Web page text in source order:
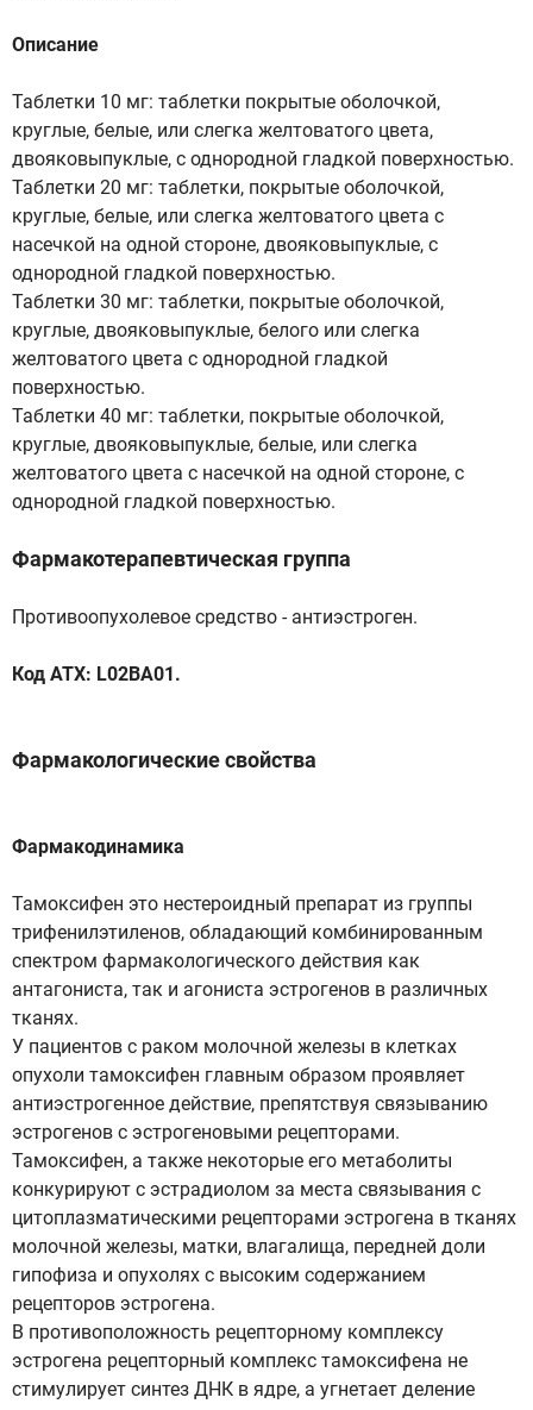
Описание
Таблетки 10 мг: таблетки покрытые оболочкой,
круглые, белые, или слегка желтоватого цвета,
двояковыпуклые, с однородной гладкой поверхностью.
Таблетки 20 мг: таблетки, покрытые оболочкой,
круглые, белые, или слегка желтоватого цвета с
насечкой на одной стороне, двояковыпуклые, с
однородной гладкой поверхностью.
Таблетки 30 мг: таблетки, покрытые оболочкой,
круглые, двояковыпуклые, белого или слегка
желтоватого цвета с однородной гладкой
поверхностью.
Таблетки 40 мг: таблетки, покрытые оболочкой,
круглые, двояковыпуклые, белые, или слегка
желтоватого цвета с насечкой на одной стороне, с
однородной гладкой поверхностью.
Фармакотерапевтическая группа
Противоопухолевое средство - антиэстроген.
Код ATX: L02BA01.
Фармакологические свойства
Фармакодинамика
Тамоксифен это нестероидный препарат из группы
трифенилэтиленов, обладающий комбинированным
спектром фармакологического действия как
антагониста, так и агониста эстрогенов в различных
тканях.
У пациентов с раком молочной железы в клетках
опухоли тамоксифен главным образом проявляет
антиэстрогенное действие, препятствуя связыванию
эстрогенов с эстрогеновыми рецепторами.
Тамоксифен, а также некоторые его метаболиты
конкурируют с эстрадиолом за места связывания с
цитоплазматическими рецепторами эстрогена в тканях
молочной железы, матки, влагалища, передней доли
гипофиза и опухолях с высоким содержанием
рецепторов эстрогена.
В противоположность рецепторному комплексу
эстрогена рецепторный комплекс тамоксифена не
стимулирует синтез ДНК в ядре, а угнетает деление